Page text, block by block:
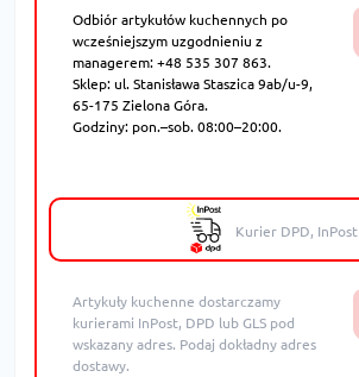
Odbiór artykułów kuchennych po
wcześniejszym uzgodnieniu z
managerem: +48 535 307 863.
Sklep: ul. Stanisława Staszica 9ab/u-9,
65-175 Zielona Góra.
Godziny: pon.–sob. 08:00–20:00.
Kurier DPD, InPost
Artykuły kuchenne dostarczamy
kurierami InPost, DPD lub GLS pod
wskazany adres. Podaj dokładny adres
dostawy.